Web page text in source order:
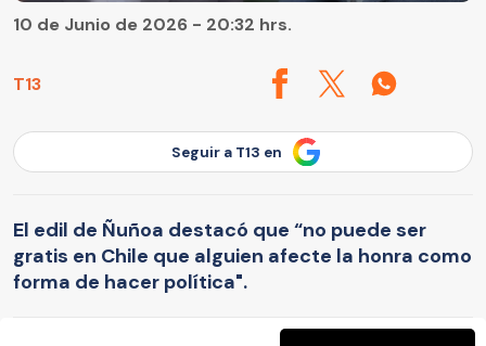
T13
10 de Junio de 2026 - 20:32 hrs.
Seguir a T13 en
El edil de Ñuñoa destacó que “no puede ser
gratis en Chile que alguien afecte la honra como
forma de hacer política".